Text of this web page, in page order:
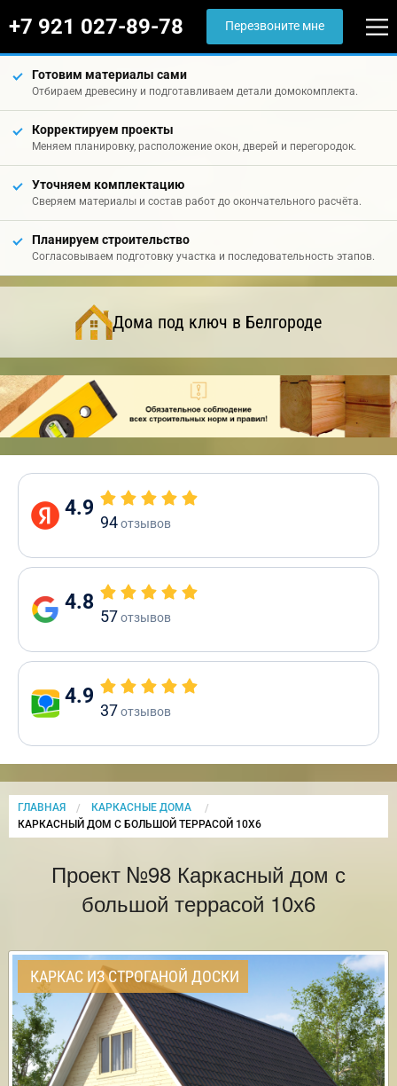
+7 921 027-89-78 Перезвоните мне
Готовим материалы сами
Отбираем древесину и подготавливаем детали домокомплекта.
Корректируем проекты
Меняем планировку, расположение окон, дверей и перегородок.
Уточняем комплектацию
Сверяем материалы и состав работ до окончательного расчёта.
Планируем строительство
Согласовываем подготовку участка и последовательность этапов.
Дома под ключ в Белгороде
4.9
94отзывов
4.8
57отзывов
4.9
37отзывов
ГЛАВНАЯ
КАРКАСНЫЕ ДОМА
CURRENT:
КАРКАСНЫЙ ДОМ С БОЛЬШОЙ ТЕРРАСОЙ 10Х6
Проект №98 Каркасный дом с
большой террасой 10х6
КАРКАС ИЗ СТРОГАНОЙ ДОСКИ